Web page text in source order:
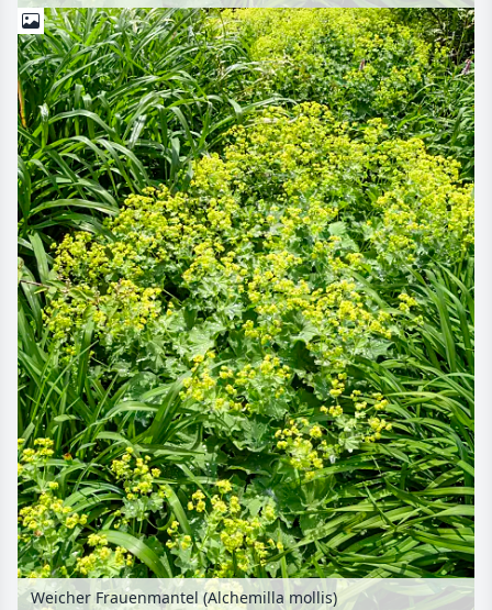
Weicher Frauenmantel (Alchemilla mollis)